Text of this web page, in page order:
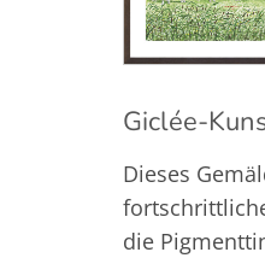
Giclée-
Dieses
die